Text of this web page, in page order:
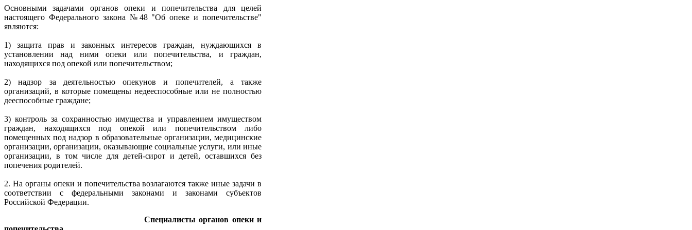
Основными задачами органов опеки и попечительства для целей
настоящего Федерального закона №48 "Об опеке и попечительстве"
являются:
1) защита прав и законных интересов граждан, нуждающихся в
установлении над ними опеки или попечительства, и граждан,
находящихся под опекой или попечительством;
2) надзор за деятельностью опекунов и попечителей, а также
организаций, в которые помещены недееспособные или не полностью
дееспособные граждане;
3) контроль за сохранностью имущества и управлением имуществом
граждан, находящихся под опекой или попечительством либо
помещенных под надзор в образовательные организации, медицинские
организации, организации, оказывающие социальные услуги, или иные
организации, в том числе для детей-сирот и детей, оставшихся без
попечения родителей.
2. На органы опеки и попечительства возлагаются также иные задачи в
соответствии с федеральными законами и законами субъектов
Российской Федерации.
Специалисты органов опеки и